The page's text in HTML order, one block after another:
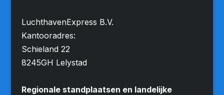
LuchthavenExpress B.V.
Kantooradres:
Schieland 22
8245GH Lelystad
Regionale standplaatsen en landelijke